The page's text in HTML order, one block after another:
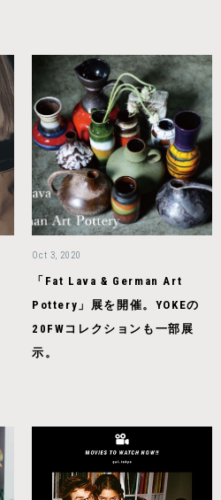
Oct 3, 2020
「Fat Lava & German Art
Pottery」展を開催。YOKEの
20FWコレクションも一部展
示。